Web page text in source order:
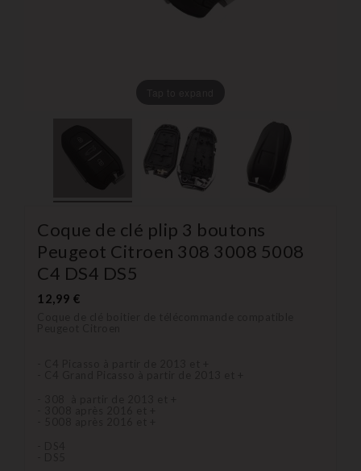
Coque de clé plip 3 boutons
Peugeot Citroen 308 3008 5008
C4 DS4 DS5
12,99 €